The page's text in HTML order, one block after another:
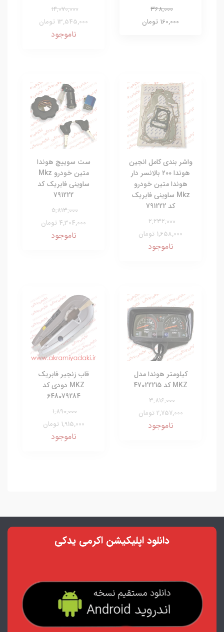
368,000
160,000 تومان
14,070,000
13,545,000 تومان
ناموجود
واشر بندی کامل انجین
هوندا ۲۰۰ بالانسر دار
هوندا متین خودرو
Mkz ساوینی فابریک
کد 791222
2,232,000
1,658,000 تومان
ناموجود
ست سوییچ هوندا
متین خودرو Mkz
ساوینی فابریک کد
791222
5,813,000
4,304,000 تومان
ناموجود
کیلومتر هوندا مدل
MKZ کد 47022215
3,816,000
2,757,000 تومان
ناموجود
قاب زنجیر فابریک
MKZ دودی کد
648079284
1,890,000
1,915,000 تومان
ناموجود
دانلود اپلیکیشن اکرمی یدکی